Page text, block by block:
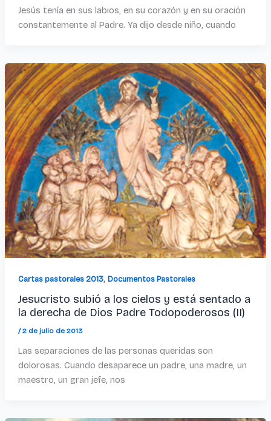
Jesús tenía en sus labios, en su corazón y en su oración
constantemente al Padre. Ya dijo desde niño, cuando
Cartas pastorales 2013, Documentos Pastorales
Jesucristo subió a los cielos y está sentado a
la derecha de Dios Padre Todopoderosos (II)
/2 de julio de 2013
Las separaciones de las personas queridas son
dolorosas. Cuando desaparece un padre, una madre, un
maestro, un gran jefe, nos